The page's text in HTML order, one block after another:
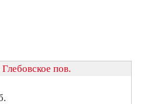
Глебовское пов.